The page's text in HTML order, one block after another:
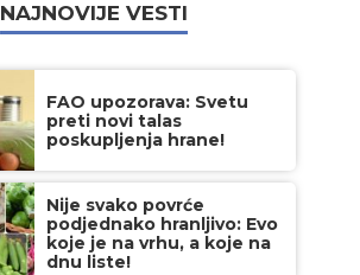
NAJNOVIJE VESTI
FAO upozorava: Svetu
preti novi talas
poskupljenja hrane!
Nije svako povrće
podjednako hranljivo: Evo
koje je na vrhu, a koje na
dnu liste!